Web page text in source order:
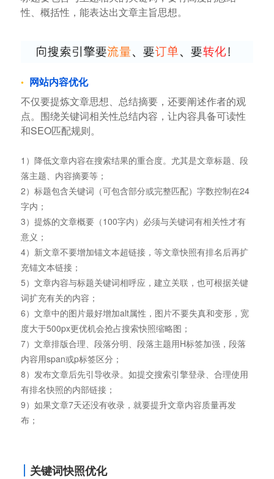
性、概括性，能表达出文章主旨思想。
网站内容优化
不仅要提炼文章思想、总结摘要，还要阐述作者的观
点。围绕关键词相关性总结内容，让内容具备可读性
和SEO匹配规则。
1）降低文章内容在搜索结果的重合度。尤其是文章标题、段
落主题、内容摘要等；
2）标题包含关键词（可包含部分或完整匹配）字数控制在24
字内；
3）提炼的文章概要（100字内）必须与关键词有相关性才有
意义；
4）新文章不要增加锚文本超链接，等文章快照有排名后再扩
充锚文本链接；
5）文章内容与标题关键词相呼应，建立关联，也可根据关键
词扩充有关的内容；
6）文章中的图片最好增加alt属性，图片不要失真和变形，宽
度大于500px更优机会抢占搜索快照缩略图；
7）文章排版合理、段落分明、段落主题用H标签加强，段落
内容用span或p标签区分；
8）发布文章后先引导收录。如提交搜索引擎登录、合理使用
有排名快照的内部链接；
9）如果文章7天还没有收录，就要提升文章内容质量再发
布；
关键词快照优化